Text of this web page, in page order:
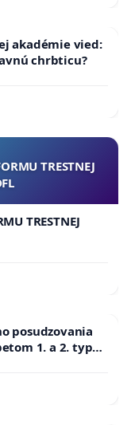
akadémie vied:
chrbticu?
TRESTNEJ
TRESTNEJ
posudzovania
1. a 2. typu